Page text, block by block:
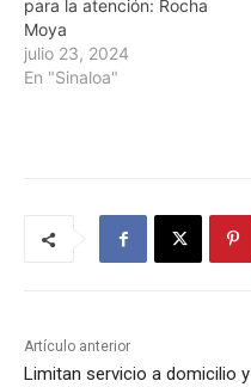
para la atención: Rocha
Moya
julio 23, 2024
En "Sinaloa"
Artículo anterior
Limitan servicio a domicilio y